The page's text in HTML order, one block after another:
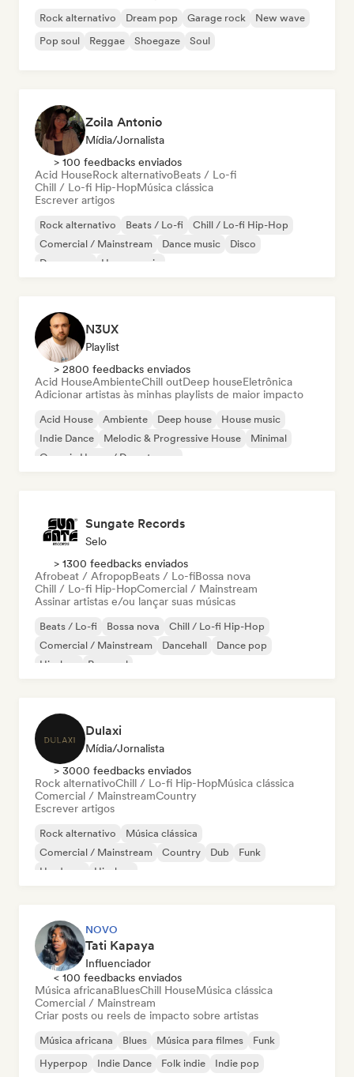
Rock alternativo Dream pop Garage rock
New wave
Pop soul
Reggae Shoegaze Soul
Zoila Antonio
Mídia/Jornalista
> 100 feedbacks enviados
Acid HouseRock alternativoBeats / Lo-fi
Chill / Lo-fi Hip-HopMúsica clássica
Escrever artigos
Rock alternativo Beats / Lo-fi
Chill / Lo-fi Hip-Hop
Comercial / Mainstream
Dance music
Disco
Dream pop
House music
N3UX
Playlist
> 2800 feedbacks enviados
Acid HouseAmbienteChill outDeep houseEletrônica
Adicionar artistas às minhas playlists de maior impacto
Acid House Ambiente Deep house
House music
Indie Dance
Melodic & Progressive House
Minimal
Organic House / Downtempo
Sungate Records
Selo
> 1300 feedbacks enviados
Afrobeat / AfropopBeats / Lo-fiBossa nova
Chill / Lo-fi Hip-HopComercial / Mainstream
Assinar artistas e/ou lançar suas músicas
Beats / Lo-fi Bossa nova
Chill / Lo-fi Hip-Hop
Comercial / Mainstream
Dancehall
Dance pop
Hip-hop
Pop soul
Dulaxi
Mídia/Jornalista
> 3000 feedbacks enviados
Rock alternativoChill / Lo-fi Hip-HopMúsica clássica
Comercial / MainstreamCountry
Escrever artigos
Rock alternativo
Música clássica
Comercial / Mainstream
Country Dub
Funk
Hardcore
Hip-hop
NOVO
Tati Kapaya
Influenciador
< 100 feedbacks enviados
Música africanaBluesChill HouseMúsica clássica
Comercial / Mainstream
Criar posts ou reels de impacto sobre artistas
Música africana Blues Música para filmes
Funk
Hyperpop
Indie Dance Folk indie Indie pop